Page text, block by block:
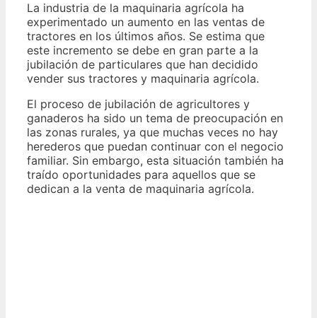
La industria de la maquinaria agrícola ha
experimentado un aumento en las ventas de
tractores en los últimos años. Se estima que
este incremento se debe en gran parte a la
jubilación de particulares que han decidido
vender sus tractores y maquinaria agrícola.
El proceso de jubilación de agricultores y
ganaderos ha sido un tema de preocupación en
las zonas rurales, ya que muchas veces no hay
herederos que puedan continuar con el negocio
familiar. Sin embargo, esta situación también ha
traído oportunidades para aquellos que se
dedican a la venta de maquinaria agrícola.